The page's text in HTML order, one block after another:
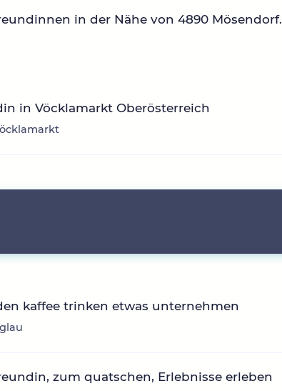
in der Nähe von 4890 Mösendorf.
in Vöcklamarkt Oberösterreich
kaffee trinken etwas unternehmen
zum quatschen, Erlebnisse erleben